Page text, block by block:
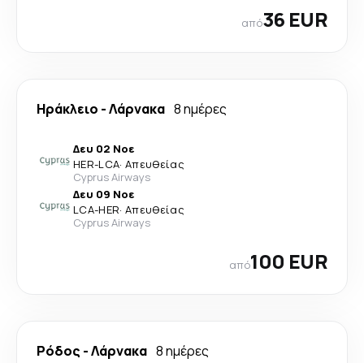
από36 EUR
Ηράκλειο -Λάρνακα 8 ημέρες
Δευ 02 Νοε
HER-LCA· Απευθείας
Cyprus Airways
Δευ 09 Νοε
LCA-HER· Απευθείας
Cyprus Airways
από100 EUR
Ρόδος -Λάρνακα 8 ημέρες